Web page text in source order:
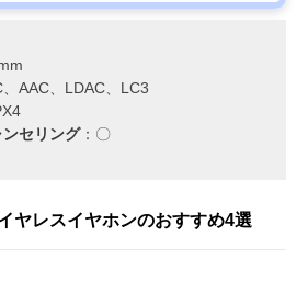
、AAC、LDAC、LC3
セリング：〇
ヤレスイヤホンのおすすめ4選